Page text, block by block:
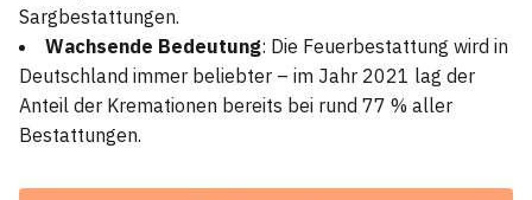
Sargbestattungen.
Wachsende Bedeutung: Die Feuerbestattung wird in
Deutschland immer beliebter – im Jahr 2021 lag der
Anteil der Kremationen bereits bei rund 77 % aller
Bestattungen.